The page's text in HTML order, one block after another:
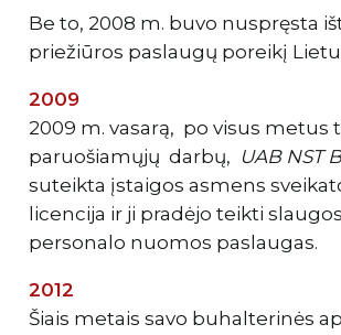
Be to, 2008 m. buvo nuspręsta
priežiūros paslaugų poreikį
2009
2009 m. vasarą, po visus metus
paruošiamųjų darbų, UAB NST
suteikta įstaigos asmens
licencija ir ji pradėjo teikti
personalo nuomos paslaugas.
2012
Šiais metais savo buhalterinės